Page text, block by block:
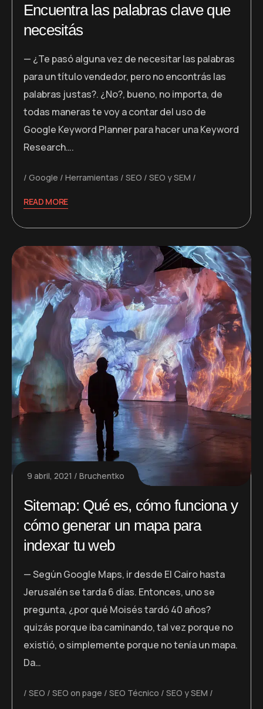
Encuentra las palabras clave que
necesitás
— ¿Te pasó alguna vez de necesitar las palabras
para un título vendedor, pero no encontrás las
palabras justas?. ¿No?, bueno, no importa, de
todas maneras te voy a contar del uso de
Google Keyword Planner para hacer una Keyword
Research….
Google Herramientas SEO SEO y SEM
READ MORE
9 abril, 2021 Bruchentko
Sitemap: Qué es, cómo funciona y
cómo generar un mapa para
indexar tu web
— Según Google Maps, ir desde El Cairo hasta
Jerusalén se tarda 6 días. Entonces, uno se
pregunta, ¿por qué Moisés tardó 40 años?
quizás porque iba caminando, tal vez porque no
existió, o simplemente porque no tenía un mapa.
Da…
SEO SEO on page SEO Técnico
SEO y SEM